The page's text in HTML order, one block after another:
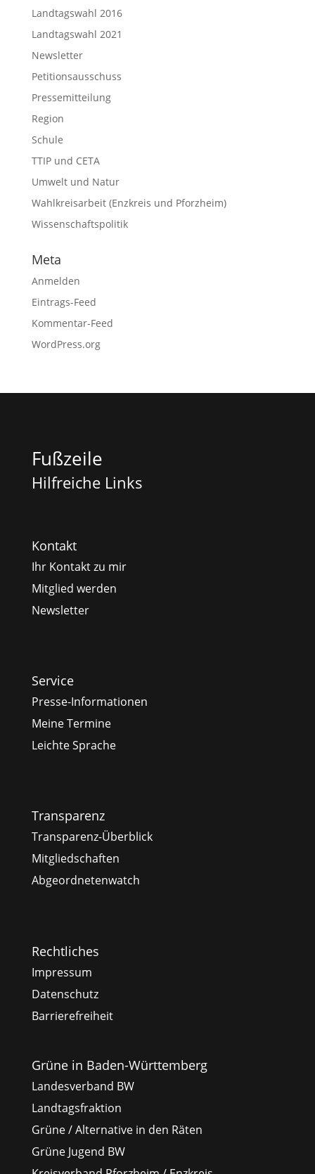
Landtagswahl 2016
Landtagswahl 2021
Newsletter
Petitionsausschuss
Pressemitteilung
Region
Schule
TTIP und CETA
Umwelt und Natur
Wahlkreisarbeit (Enzkreis und Pforzheim)
Wissenschaftspolitik
Meta
Anmelden
Eintrags-Feed
Kommentar-Feed
WordPress.org
Fußzeile
Hilfreiche Links
Kontakt
Ihr Kontakt zu mir
Mitglied werden
Newsletter
Service
Presse-Informationen
Meine Termine
Leichte Sprache
Transparenz
Transparenz-Überblick
Mitgliedschaften
Abgeordnetenwatch
Rechtliches
Impressum
Datenschutz
Barrierefreiheit
Grüne in Baden-Württemberg
Landesverband BW
Landtagsfraktion
Grüne / Alternative in den Räten
Grüne Jugend BW